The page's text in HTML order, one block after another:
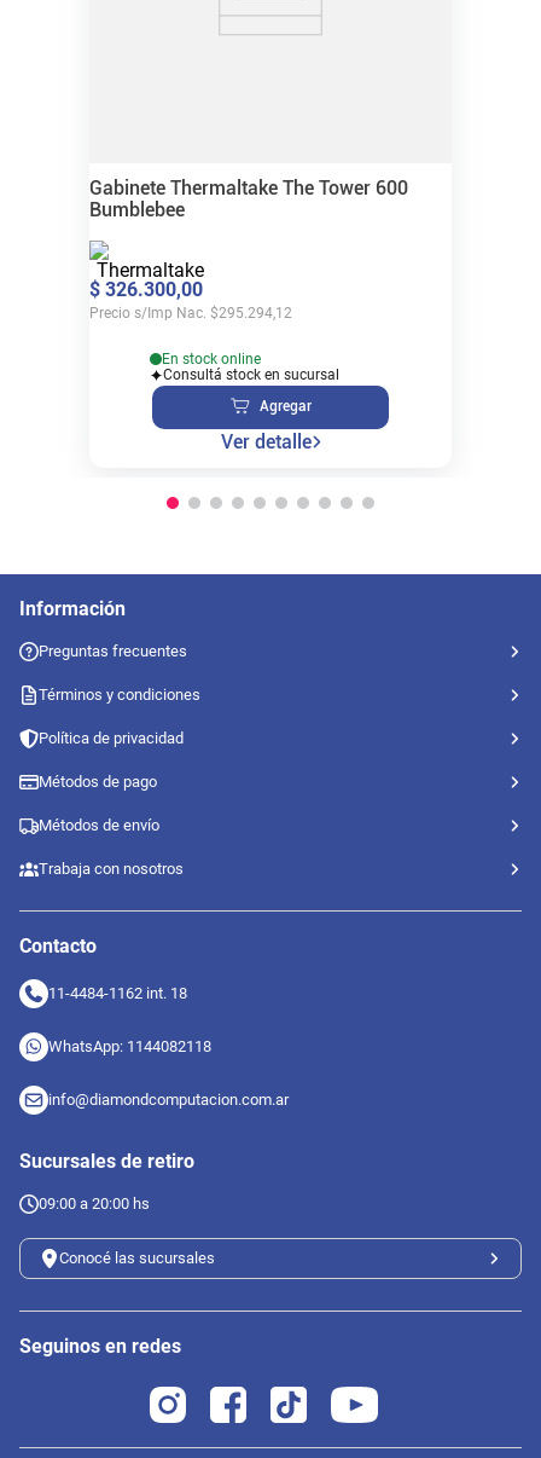
Gabinete Thermaltake The Tower 600
Bumblebee
$ 326.300,00
Precio s/Imp Nac. $295.294,12
En stock online
Consultá stock en sucursal
Agregar
Ver detalle
Información
Preguntas frecuentes
Términos y condiciones
Política de privacidad
Métodos de pago
Métodos de envío
Trabaja con nosotros
Contacto
11-4484-1162 int. 18
WhatsApp: 1144082118
info@diamondcomputacion.com.ar
Sucursales de retiro
09:00 a 20:00 hs
Conocé las sucursales
Seguinos en redes